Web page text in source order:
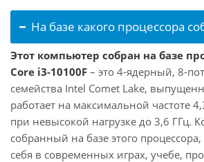
На базе какого процессора
Этот компьютер собран на базе
Core i3-10100F – это 4-ядерный, 8-
семейства Intel Comet Lake,
работает на максимальной частоте
при невысокой нагрузке до 3,6 ГГц.
собранный на базе этого
себя в современных играх, учебе,